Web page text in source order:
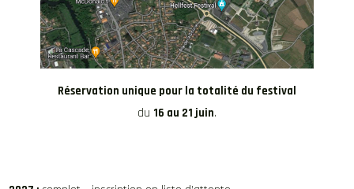
Réservation unique pour la totalité du festival
du 16 au 21 juin.